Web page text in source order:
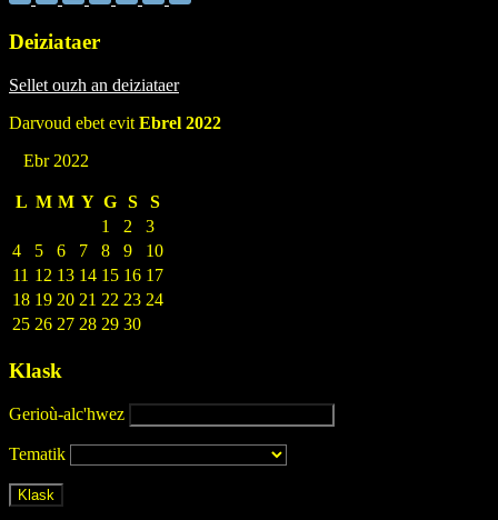
Deiziataer
Sellet ouzh an deiziataer
Darvoud ebet evit Ebrel 2022
Ebr 2022
L M M Y G S
S
1
2
3
4
5 6 7 8 9
10
11 12 13 14 15 16 17
18 19 20 21 22 23 24
25 26 27 28 29 30
Klask
Gerioù-alc'hwez
Tematik